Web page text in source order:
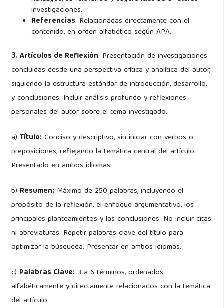
investigaciones.
Referencias: Relacionadas directamente con el
contenido, en orden alfabético según APA.
3. Artículos de Reflexión: Presentación de investigaciones
concluidas desde una perspectiva crítica y analítica del autor,
siguiendo la estructura estándar de introducción, desarrollo,
y conclusiones. Incluir análisis profundo y reflexiones
personales del autor sobre el tema investigado.
a) Título:Conciso y descriptivo, sin iniciar con verbos o
preposiciones, reflejando la temática central del artículo.
Presentado en ambos idiomas.
b) Resumen:Máximo de 250 palabras, incluyendo el
propósito de la reflexión, el enfoque argumentativo, los
principales planteamientos y las conclusiones. No incluir citas
ni abreviaturas. Repetir palabras clave del título para
optimizar la búsqueda. Presentar en ambos idiomas.
c) Palabras Clave:3 a 6 términos, ordenados
alfabéticamente y directamente relacionados con la temática
del artículo.